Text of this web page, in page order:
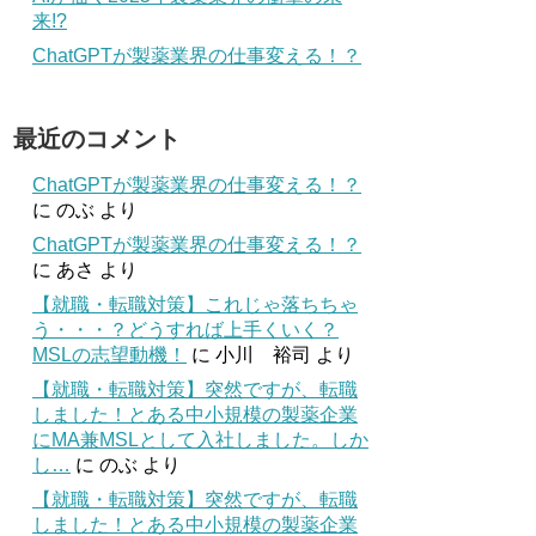
来!?
ChatGPTが製薬業界の仕事変える！？
最近のコメント
ChatGPTが製薬業界の仕事変える！？
に のぶ より
ChatGPTが製薬業界の仕事変える！？
に あさ より
【就職・転職対策】これじゃ落ちちゃ
う・・・？どうすれば上手くいく？
MSLの志望動機！
に 小川 裕司 より
【就職・転職対策】突然ですが、転職
しました！とある中小規模の製薬企業
にMA兼MSLとして入社しました。しか
し… に のぶ より
【就職・転職対策】突然ですが、転職
しました！とある中小規模の製薬企業